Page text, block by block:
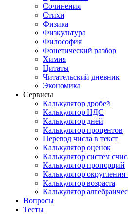
Сочинения
Стихи
Физика
Физкультура
Философия
Фонетический разбор
Химия
Цитаты
Читательский дневник
Экономика
Сервисы
Калькулятор дробей
Калькулятор НДС
Калькулятор дней
Калькулятор процентов
Перевод числа в текст
Калькулятор оценок
Калькулятор систем
Калькулятор пропорций
Калькулятор округления
Калькулятор возраста
Калькулятор
Вопросы
Тесты